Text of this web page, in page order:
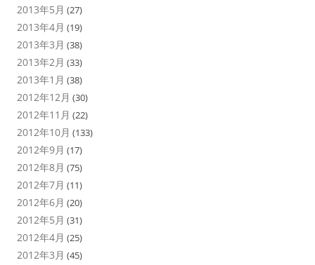
2013年5月 (27)
2013年4月 (19)
2013年3月 (38)
2013年2月 (33)
2013年1月 (38)
2012年12月 (30)
2012年11月 (22)
2012年10月 (133)
2012年9月 (17)
2012年8月 (75)
2012年7月 (11)
2012年6月 (20)
2012年5月 (31)
2012年4月 (25)
2012年3月 (45)